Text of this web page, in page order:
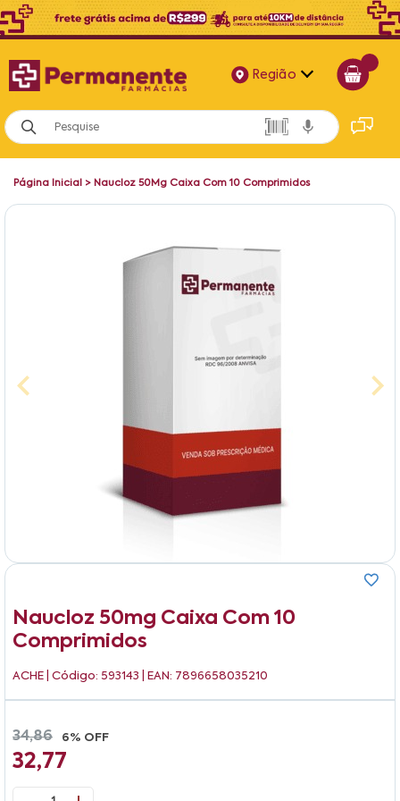
Região
Alagoas
Bahia
Página Inicial > Naucloz 50Mg Caixa Com 10 Comprimidos
Naucloz 50mg Caixa Com 10
Comprimidos
ACHE | Código: 593143 | EAN: 7896658035210
34,86 6% OFF
32,77